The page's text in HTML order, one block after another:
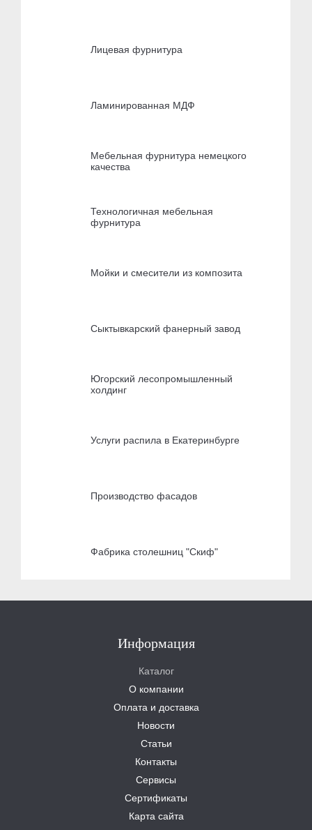
Лицевая фурнитура
Ламинированная МДФ
Мебельная фурнитура немецкого
качества
Технологичная мебельная
фурнитура
Мойки и смесители из композита
Сыктывкарский фанерный завод
Югорский лесопромышленный
холдинг
Услуги распила в Екатеринбурге
Производство фасадов
Фабрика столешниц "Скиф"
Информация
Каталог
О компании
Оплата и доставка
Новости
Статьи
Контакты
Сервисы
Сертификаты
Карта сайта